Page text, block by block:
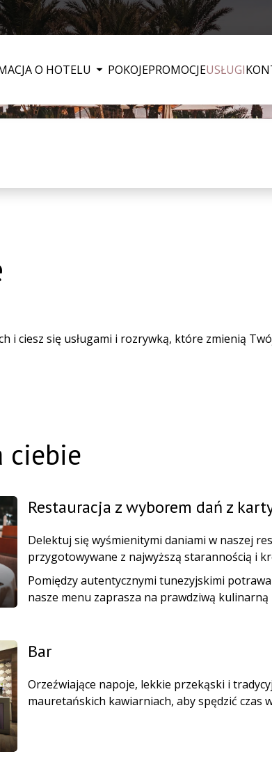
O HOTELU POKOJEPROMOCJEUSŁUGI
i ciesz się usługami i rozrywką, które zmienią
ciebie
Restauracja z wyborem dań z
Delektuj się wyśmienitymi daniami w naszej
przygotowywane z najwyższą starannością i
Pomiędzy autentycznymi tunezyjskimi
nasze menu zaprasza na prawdziwą
Bar
Orzeźwiające napoje, lekkie przekąski i
mauretańskich kawiarniach, aby spędzić czas